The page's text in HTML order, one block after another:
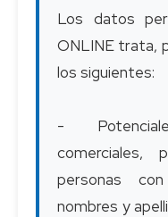
Los datos
ONLINE trata,
los siguientes:
-
comerciales,
personas
nombres y